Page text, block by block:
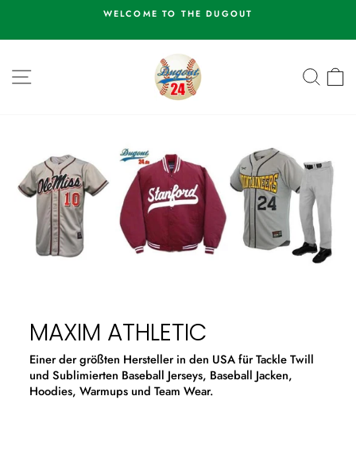
Inhalt
WELCOME TO THE DUGOUT
MAXIM ATHLETIC
Einer der größten Hersteller in den USA für Tackle Twill
und Sublimierten Baseball Jerseys, Baseball Jacken,
Hoodies, Warmups und Team Wear.